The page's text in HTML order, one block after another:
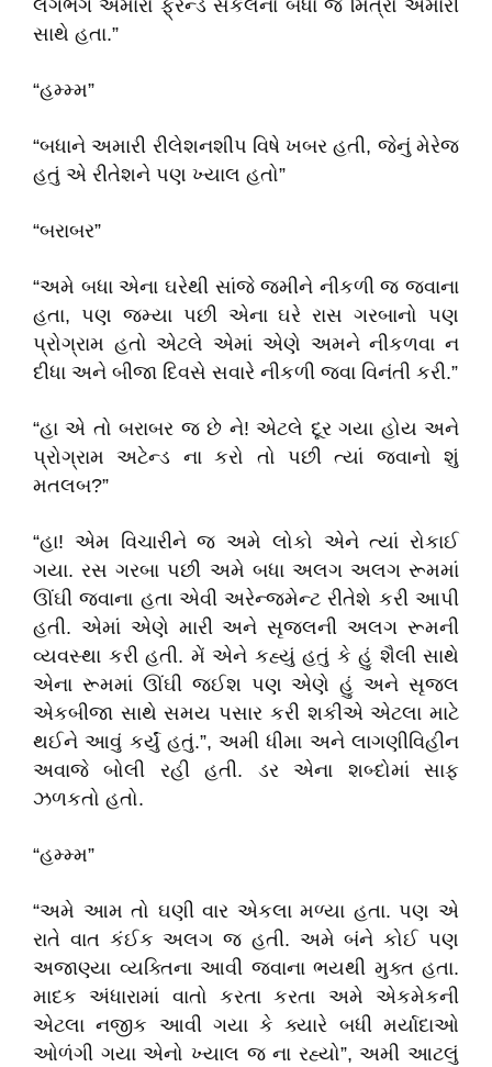
લગભગ અમારા ફ્રેન્ડ સર્કલના બધા જ મિત્રો અમારી
સાથે હતા.”
“હમ્મ્મ”
“બધાને અમારી રીલેશનશીપ વિષે ખબર હતી, જેનું મેરેજ
હતું એ રીતેશને પણ ખ્યાલ હતો”
“બરાબર”
“અમે બધા એના ઘરેથી સાંજે જમીને નીકળી જ જવાના
હતા, પણ જમ્યા પછી એના ઘરે રાસ ગરબાનો પણ
પ્રોગ્રામ હતો એટલે એમાં એણે અમને નીકળવા ન
દીધા અને બીજા દિવસે સવારે નીકળી જવા વિનંતી કરી.”
“હા એ તો બરાબર જ છે ને! એટલે દૂર ગયા હોય અને
પ્રોગ્રામ અટેન્ડ ના કરો તો પછી ત્યાં જવાનો શું
મતલબ?”
“હા! એમ વિચારીને જ અમે લોકો એને ત્યાં રોકાઈ
ગયા. રસ ગરબા પછી અમે બધા અલગ અલગ રૂમમાં
ઊંઘી જવાના હતા એવી અરેન્જમેન્ટ રીતેશે કરી આપી
હતી. એમાં એણે મારી અને સૃજલની અલગ રૂમની
વ્યવસ્થા કરી હતી. મેં એને કહ્યું હતું કે હું શૈલી સાથે
એના રૂમમાં ઊંઘી જઈશ પણ એણે હું અને સૃજલ
એકબીજા સાથે સમય પસાર કરી શકીએ એટલા માટે
થઈને આવું કર્યું હતું.”, અમી ધીમા અને લાગણીવિહીન
અવાજે બોલી રહી હતી. ડર એના શબ્દોમાં સાફ
ઝળકતો હતો.
“હમ્મ્મ”
“અમે આમ તો ઘણી વાર એકલા મળ્યા હતા. પણ એ
રાતે વાત કંઈક અલગ જ હતી. અમે બંને કોઈ પણ
અજાણ્યા વ્યક્તિના આવી જવાના ભયથી મુક્ત હતા.
માદક અંધારામાં વાતો કરતા કરતા અમે એકમેકની
એટલા નજીક આવી ગયા કે ક્યારે બધી મર્યાદાઓ
ઓળંગી ગયા એનો ખ્યાલ જ ના રહ્યો”, અમી આટલું